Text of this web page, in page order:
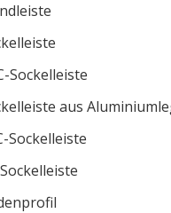
Sockelleiste
Sockelleiste